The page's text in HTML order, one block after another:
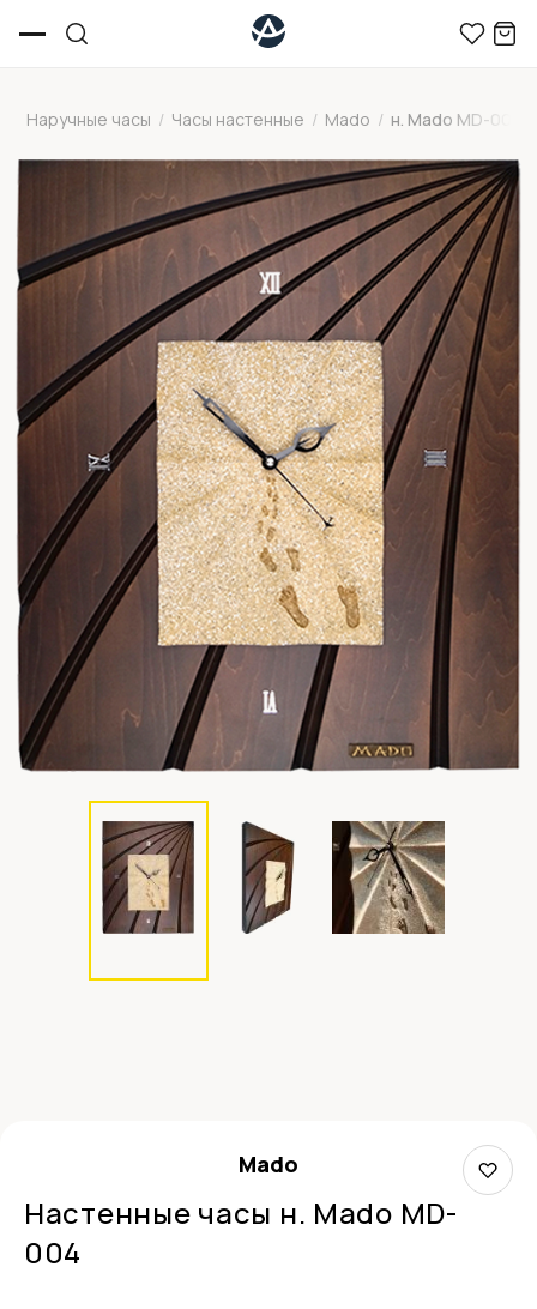
Наручные часы / Часы настенные / Mado / н. Mado MD-004
Mado
Настенные часы н. Mado MD-
004